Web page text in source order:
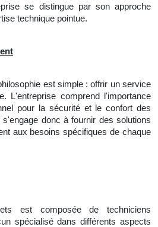
se distingue par son approche
technique pointue.
est simple : offrir un service
L'entreprise comprend l'importance
pour la sécurité et le confort des
donc à fournir des solutions
aux besoins spécifiques de chaque
est composée de techniciens
spécialisé dans différents aspects